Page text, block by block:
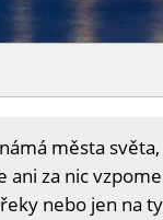
města
ani za nic
nebo jen na